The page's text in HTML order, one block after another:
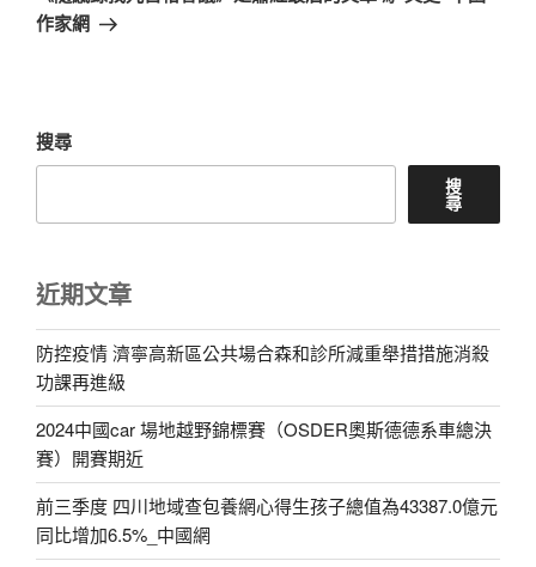
篇
作家網
搜尋
搜
尋
近期文章
防控疫情 濟寧高新區公共場合森和診所減重舉措措施消殺
功課再進級
2024中國car 場地越野錦標賽（OSDER奧斯德德系車總決
賽）開賽期近
前三季度 四川地域查包養網心得生孩子總值為43387.0億元
同比增加6.5%_中國網